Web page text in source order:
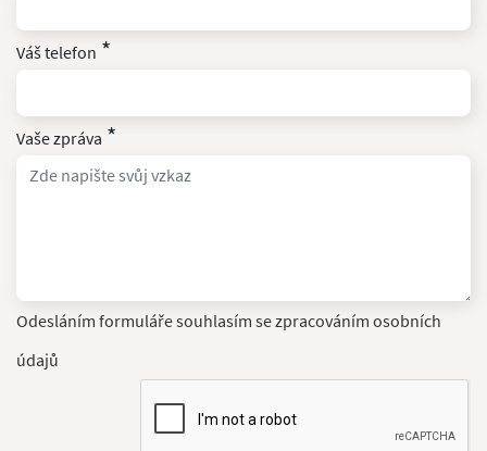
Váš telefon *
Vaše zpráva *
Odesláním formuláře souhlasím se zpracováním osobních
údajů